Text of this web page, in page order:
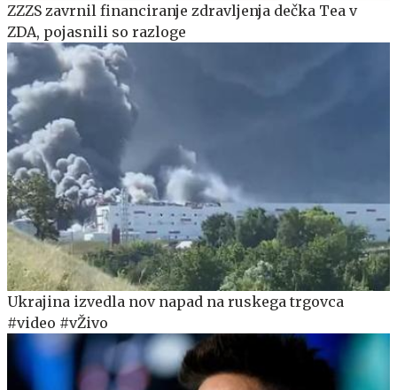
ZZZS zavrnil financiranje zdravljenja dečka Tea v
ZDA, pojasnili so razloge
Ukrajina izvedla nov napad na ruskega trgovca
#video #vŽivo